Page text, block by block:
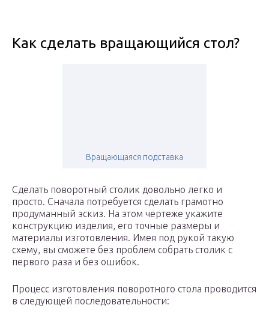
Как сделать вращающийся стол?
Вращающаяся подставка
Сделать поворотный столик довольно легко и
просто. Сначала потребуется сделать грамотно
продуманный эскиз. На этом чертеже укажите
конструкцию изделия, его точные размеры и
материалы изготовления. Имея под рукой такую
схему, вы сможете без проблем собрать столик с
первого раза и без ошибок.
Процесс изготовления поворотного стола проводится
в следующей последовательности: